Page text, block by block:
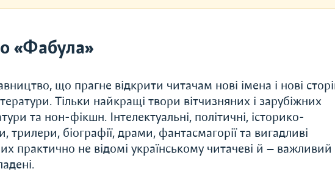
«Фабула»
що прагне відкрити читачам нові імена і нові
Тільки найкращі твори вітчизняних і зарубіжних
та нон-фікшн. Інтелектуальні, політичні, історико-
трилери, біографії, драми, фантасмагорії та вигадливі
практично не відомі українському читачеві й — важливий